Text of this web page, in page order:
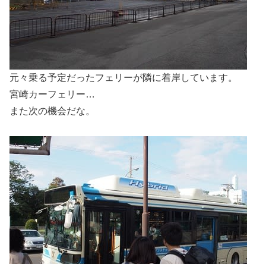
元々乗る予定だったフェリーが隣に着岸しています。
宮崎カーフェリー…
また次の機会だな。